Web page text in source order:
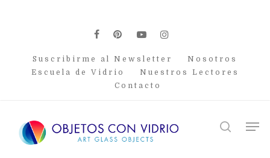
facebook
pinterest
youtubeinstagram
Suscribirme al Newsletter
Nosotros
Escuela de Vidrio
Nuestros Lectores
Contacto
search